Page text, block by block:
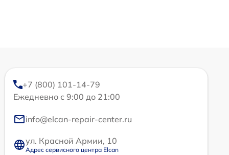
+7 (800) 101-14-79
Ежедневно с 9:00 до 21:00
info@elcan-repair-center.ru
ул. Красной Армии, 10
Адрес сервисного центра Elcan